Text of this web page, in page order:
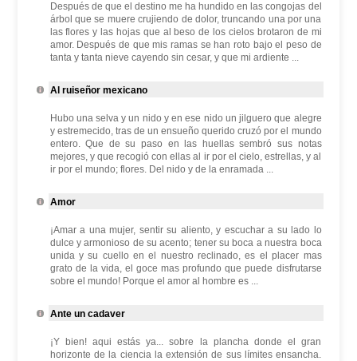
Después de que el destino me ha hundido en las congojas del
árbol que se muere crujiendo de dolor, truncando una por una
las flores y las hojas que al beso de los cielos brotaron de mi
amor. Después de que mis ramas se han roto bajo el peso de
tanta y tanta nieve cayendo sin cesar, y que mi ardiente ...
Al ruiseñor mexicano
Hubo una selva y un nido y en ese nido un jilguero que alegre
y estremecido, tras de un ensueño querido cruzó por el mundo
entero. Que de su paso en las huellas sembró sus notas
mejores, y que recogió con ellas al ir por el cielo, estrellas, y al
ir por el mundo; flores. Del nido y de la enramada ...
Amor
¡Amar a una mujer, sentir su aliento, y escuchar a su lado lo
dulce y armonioso de su acento; tener su boca a nuestra boca
unida y su cuello en el nuestro reclinado, es el placer mas
grato de la vida, el goce mas profundo que puede disfrutarse
sobre el mundo! Porque el amor al hombre es ...
Ante un cadaver
¡Y bien! aqui estás ya... sobre la plancha donde el gran
horizonte de la ciencia la extensión de sus límites ensancha.